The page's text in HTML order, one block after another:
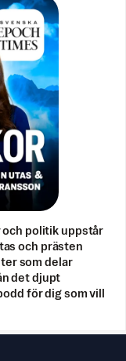
och politik uppstår
och prästen
som delar
det djupt
för dig som vill